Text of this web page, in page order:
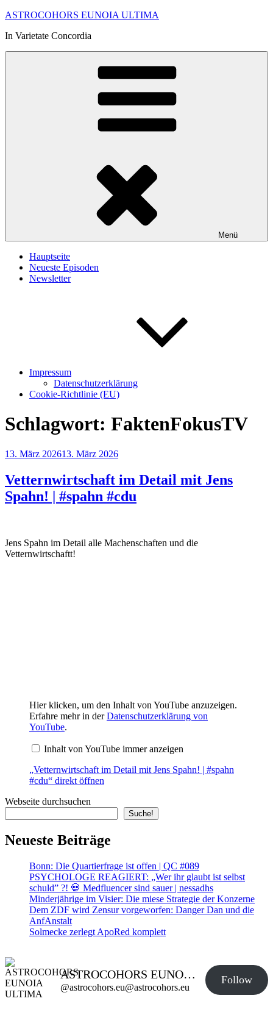
Zum
springen
ASTROCOHORS EUNOIA ULTIMA
In Varietate Concordia
Menü
Hauptseite
Neueste Episoden
Newsletter
Impressum
Datenschutzerklärung
Cookie-Richtlinie (EU)
Schlagwort: FaktenFokusTV
Veröffentlicht
13. März 202613. März 2026
Vetternwirtschaft im Detail mit Jens
Spahn! | #spahn #cdu
Jens Spahn im Detail alle Machenschaften und die
Vetternwirtschaftt!
„Vetternwirtschaft
im
Detail
mit
Spahn!
#spahn
#cdu“
von
anzeigen
Hier klicken, um den Inhalt von YouTube anzuzeigen.
Erfahre mehr in derDatenschutzerklärung von
YouTube.
Inhalt von YouTube immer anzeigen
„Vetternwirtschaft im Detail mit Jens Spahn! | #spahn
#cdu“ direkt öffnen
Webseite durchsuchen
Suche!
Neueste Beiträge
Bonn: Die Quartierfrage ist offen | QC #089
PSYCHOLOGE REAGIERT: „Wer ihr glaubt ist selbst
schuld” ?! 💀 Medfluencer sind sauer | nessadhs
Minderjährige im Visier: Die miese Strategie der Konzerne
Dem ZDF wird Zensur vorgeworfen: Danger Dan und die
AnfAnstalt
Solmecke zerlegt ApoRed komplett
ASTROCOHORS EUNOIA ULTIMA
@astrocohors.eu@astrocohors.eu
Follow